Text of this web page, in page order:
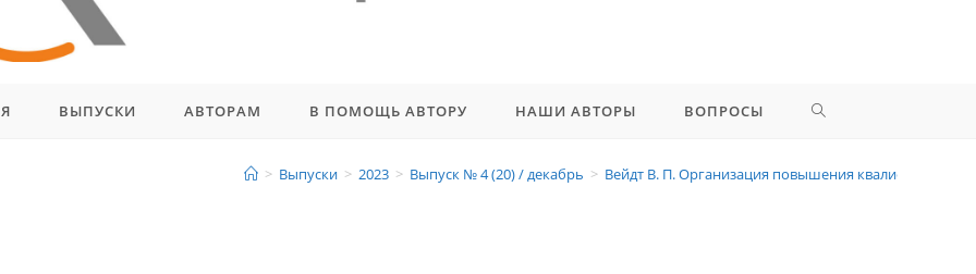
ВЫПУСКИ АВТОРАМ В ПОМОЩЬ АВТОРУ НАШИ АВТОРЫ ВОПРОСЫ
квалификации педагогов для работы по обновленным
области по реализации программ, переданных в регионы
> Выпуски > 2023 > Выпуск № 4 (20) / декабрь > Вейдт В. П. Организация повышения квалификации